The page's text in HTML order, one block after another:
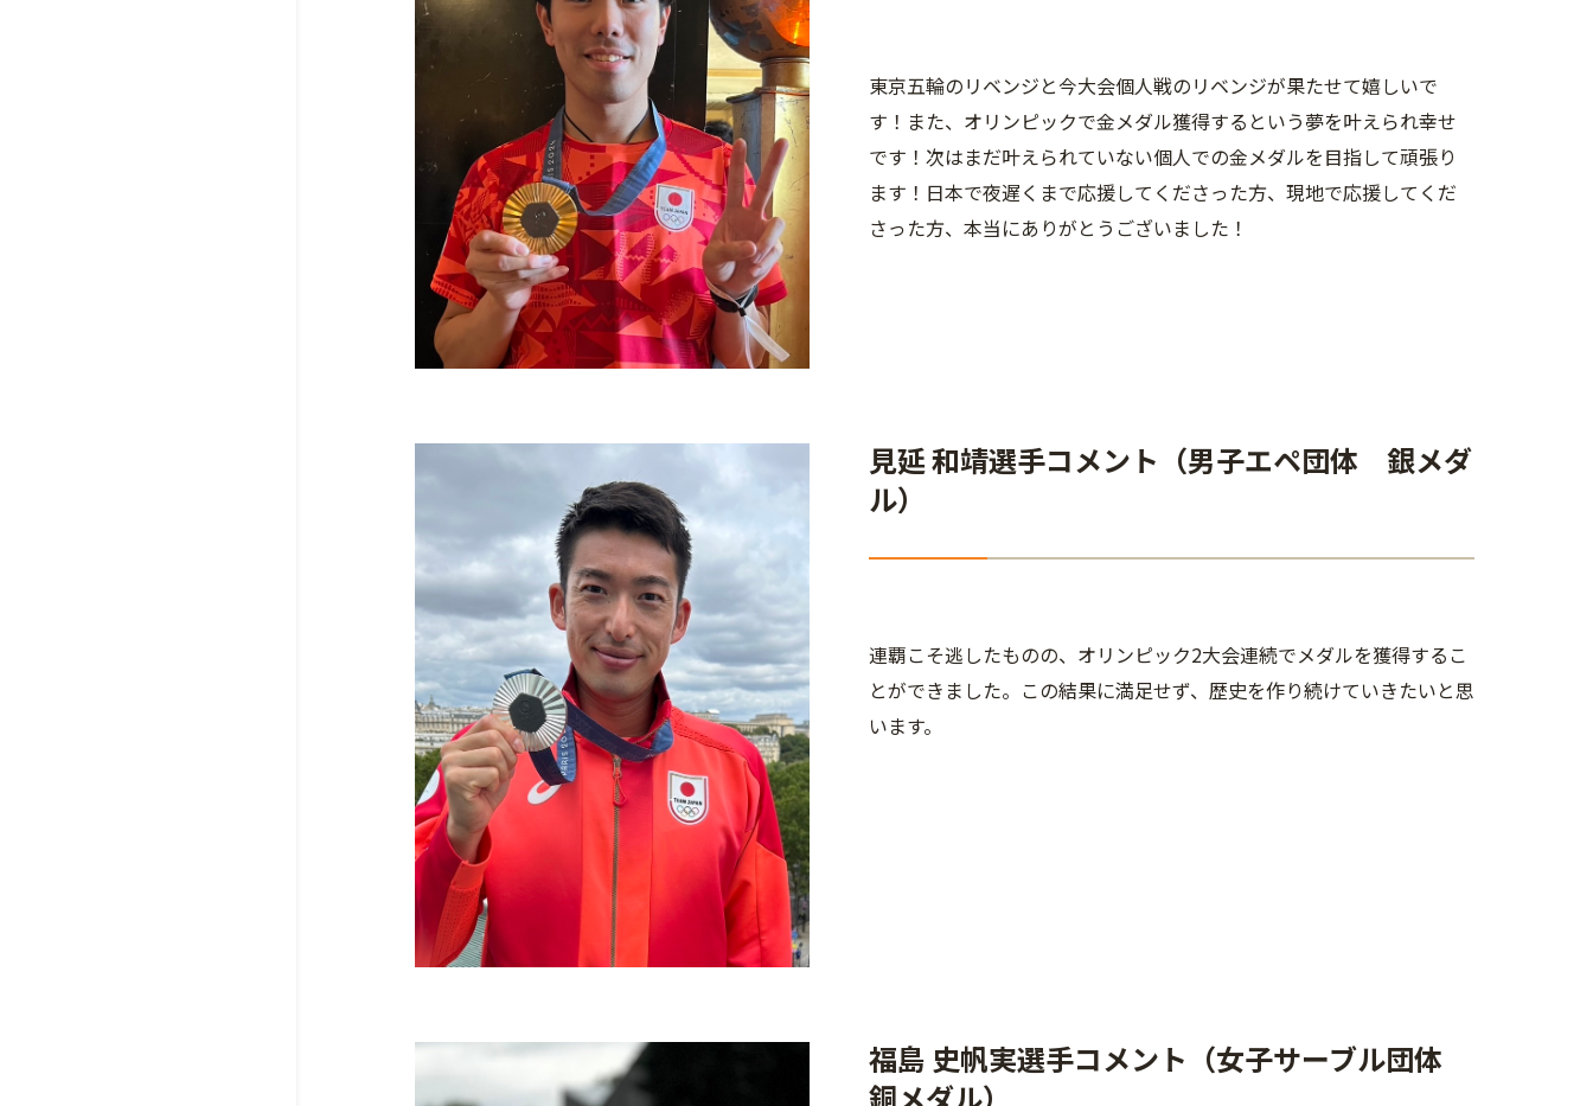
東京五輪のリベンジと今大会個人戦のリベンジが果たせて嬉しいで
す！また、オリンピックで金メダル獲得するという夢を叶えられ幸せ
です！次はまだ叶えられていない個人での金メダルを目指して頑張り
ます！日本で夜遅くまで応援してくださった方、現地で応援してくだ
さった方、本当にありがとうございました！
見延 和靖選手コメント（男子エペ団体 銀メダ
ル）
連覇こそ逃したものの、オリンピック2大会連続でメダルを獲得するこ
とができました。この結果に満足せず、歴史を作り続けていきたいと思
います。
福島 史帆実選手コメント（女子サーブル団体
銅メダル）